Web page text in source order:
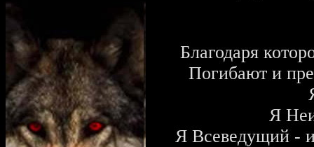
Благодаря
Погибают и
Я
Я Всеведущий -